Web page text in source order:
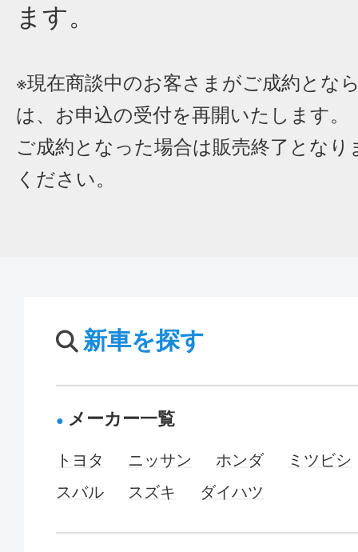
ます。
※現在商談中のお客さまがご成約とな
は、お申込の受付を再開いたします。
ご成約となった場合は販売終了となり
ください。
新車を探す
メーカー一覧
トヨタ ニッサン ホンダ
ミツビシ
スバル
スズキ ダイハツ